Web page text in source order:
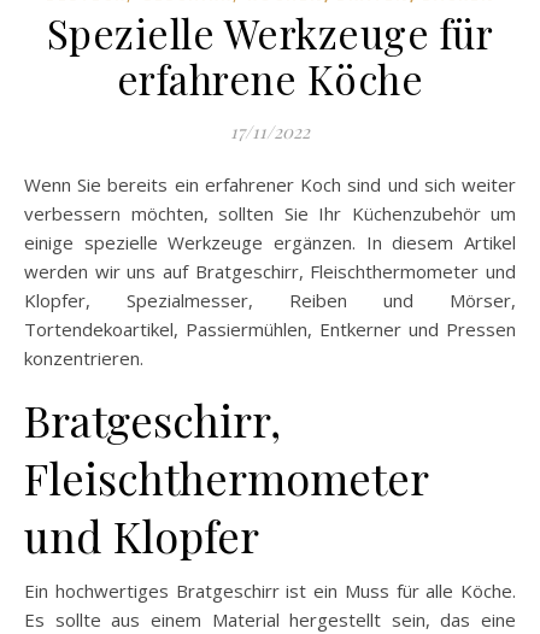
Spezielle Werkzeuge für
erfahrene Köche
17/11/2022
Wenn Sie bereits ein erfahrener Koch sind und sich weiter
verbessern möchten, sollten Sie Ihr Küchenzubehör um
einige spezielle Werkzeuge ergänzen. In diesem Artikel
werden wir uns auf Bratgeschirr, Fleischthermometer und
Klopfer, Spezialmesser, Reiben und Mörser,
Tortendekoartikel, Passiermühlen, Entkerner und Pressen
konzentrieren.
Bratgeschirr,
Fleischthermometer
und Klopfer
Ein hochwertiges Bratgeschirr ist ein Muss für alle Köche.
Es sollte aus einem Material hergestellt sein, das eine